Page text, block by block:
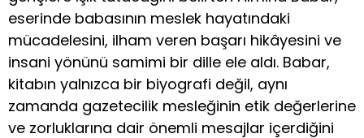
eserinde babasının meslek hayatındaki
mücadelesini, ilham veren başarı hikâyesini ve
insani yönünü samimi bir dille ele aldı. Babar,
kitabın yalnızca bir biyografi değil, aynı
zamanda gazetecilik mesleğinin etik değerlerine
ve zorluklarına dair önemli mesajlar içerdiğini